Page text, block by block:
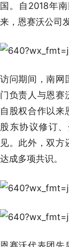
国。自2018年
来，恩赛沃公司
访问期间，南网
门负责人与恩赛
自股权合作以来
股东协议修订
见。此外，双方
达成多项共识。